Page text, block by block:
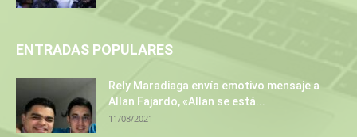
ENTRADAS POPULARES
Rely Maradiaga envía emotivo mensaje a
Allan Fajardo, «Allan se está...
11/08/2021